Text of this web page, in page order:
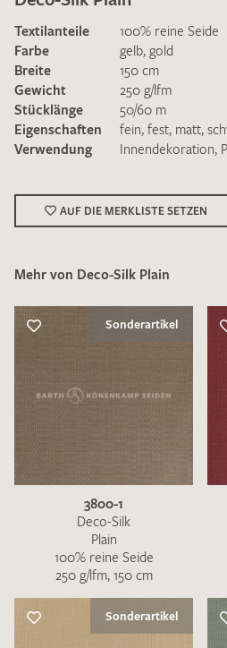
Ich bin damit einverstanden,
DieDatenschutzbestimmungen
MUSTERANFRAGE
Textilanteile
100% reine Seide
Farbe
gelb, gold
Breite
150 cm
Gewicht
250 g/lfm
Stücklänge
50/60 m
Eigenschaften
fein, fest, matt,
Verwendung
Innendekoration,
AUF DIE MERKLISTE SETZEN
Mehr von Deco-Silk Plain
Sonderartikel
3800-1
Deco-Silk
Plain
100% reine Seide
250 g/lfm, 150 cm
Sonderartikel